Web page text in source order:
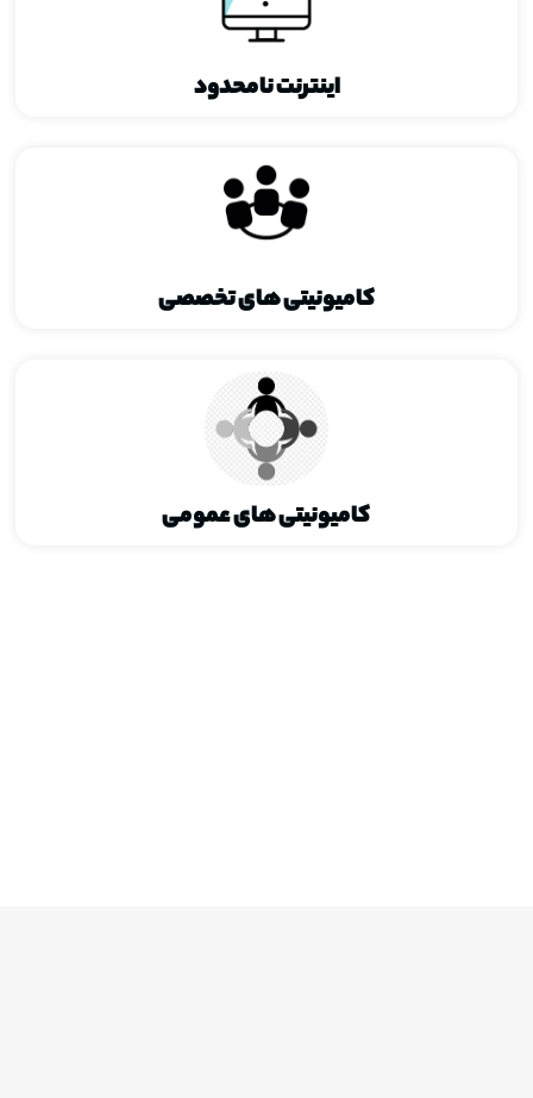
اینترنت نامحدود
کامیونیتی های تخصصی
کامیونیتی ‌های عمومی